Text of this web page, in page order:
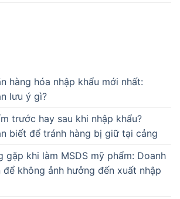
hàng hóa nhập khẩu mới nhất:
lưu ý gì?
trước hay sau khi nhập khẩu?
biết để tránh hàng bị giữ tại cảng
gặp khi làm MSDS mỹ phẩm: Doanh
để không ảnh hưởng đến xuất nhập